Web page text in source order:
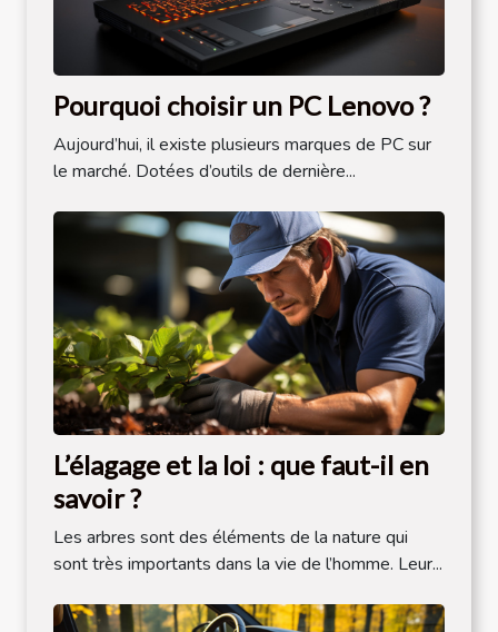
Pourquoi choisir un PC Lenovo ?
Aujourd’hui, il existe plusieurs marques de PC sur
le marché. Dotées d’outils de dernière...
L’élagage et la loi : que faut-il en
savoir ?
Les arbres sont des éléments de la nature qui
sont très importants dans la vie de l’homme. Leur...